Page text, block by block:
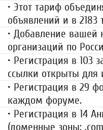
• Этот тариф
объявлений и в 2183
• Добавление вашей
организаций по
• Регистрация в 103
ссылки открыты для
• Регистрация в 29
каждом форуме.
• Регистрация в 14
(доменные зоны: